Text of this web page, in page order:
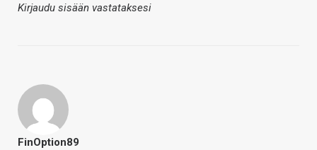
Kirjaudu sisään vastataksesi
FinOption89